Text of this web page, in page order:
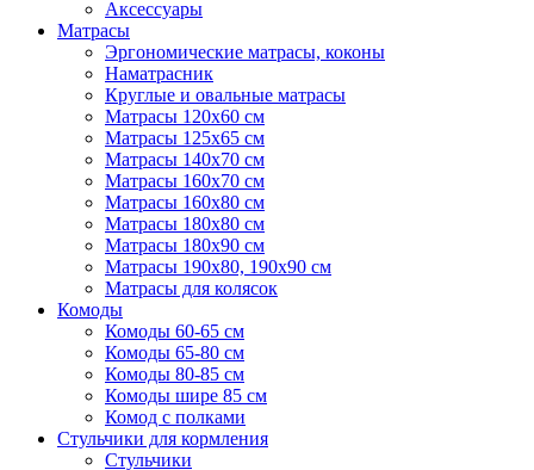
Аксессуары
Матрасы
Эргономические матрасы, коконы
Наматрасник
Круглые и овальные матрасы
Матрасы 120х60 см
Матрасы 125х65 см
Матрасы 140х70 см
Матрасы 160х70 см
Матрасы 160х80 см
Матрасы 180х80 см
Матрасы 180х90 см
Матрасы 190х80, 190х90 см
Матрасы для колясок
Комоды
Комоды 60-65 см
Комоды 65-80 см
Комоды 80-85 см
Комоды шире 85 см
Комод с полками
Стульчики для кормления
Стульчики